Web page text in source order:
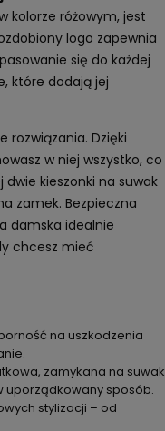
kolorze różowym, jest
logo zapewnia
się do każdej
które dodają jej
Dzięki
w niej wszystko, co
kieszonki na suwak
zamek. Bezpieczna
damska idealnie
chcesz mieć
na uszkodzenia
zamykana na suwak
uporządkowany sposób.
stylizacji – od